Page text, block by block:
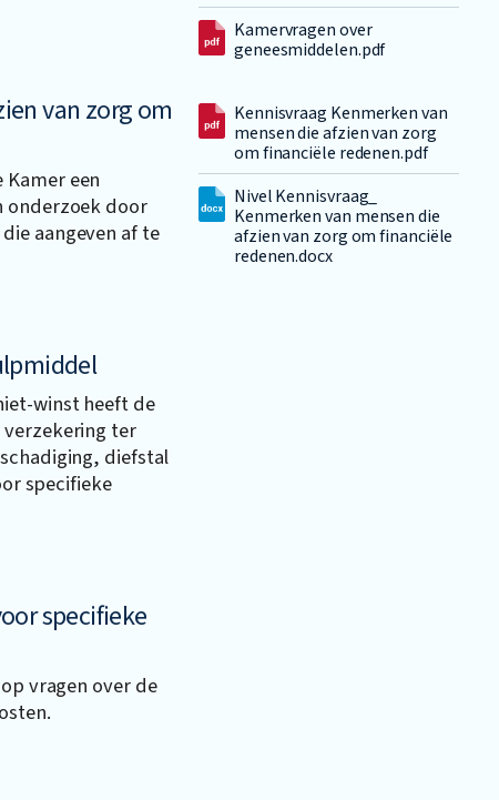
Kamervragen over
geneesmiddelen.pdf
van zorg om
een
onderzoek door
aangeven af te
Kennisvraag Kenmerken van
mensen die afzien van zorg
om financiële redenen.pdf
Nivel Kennisvraag_
Kenmerken van mensen die
afzien van zorg om financiële
redenen.docx
winst heeft de
ter
diefstal
specifieke
specifieke
vragen over de